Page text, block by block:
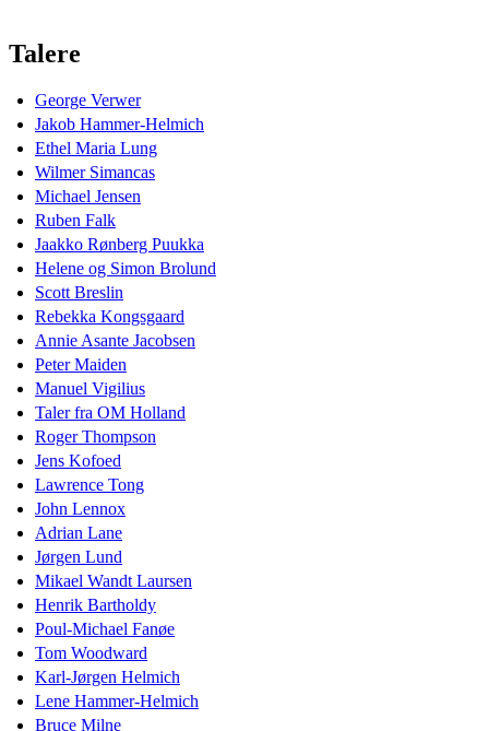
Talere
George Verwer
Jakob Hammer-Helmich
Ethel Maria Lung
Wilmer Simancas
Michael Jensen
Ruben Falk
Jaakko Rønberg Puukka
Helene og Simon Brolund
Scott Breslin
Rebekka Kongsgaard
Annie Asante Jacobsen
Peter Maiden
Manuel Vigilius
Taler fra OM Holland
Roger Thompson
Jens Kofoed
Lawrence Tong
John Lennox
Adrian Lane
Jørgen Lund
Mikael Wandt Laursen
Henrik Bartholdy
Poul-Michael Fanøe
Tom Woodward
Karl-Jørgen Helmich
Lene Hammer-Helmich
Bruce Milne